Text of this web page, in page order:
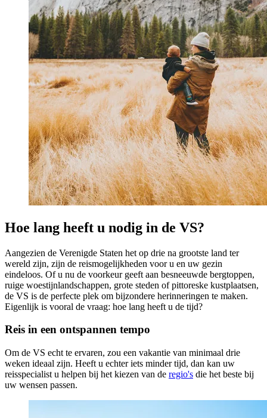
Hoe lang heeft u nodig in de VS?
Aangezien de Verenigde Staten het op drie na grootste land ter
wereld zijn, zijn de reismogelijkheden voor u en uw gezin
eindeloos. Of u nu de voorkeur geeft aan besneeuwde bergtoppen,
ruige woestijnlandschappen, grote steden of pittoreske kustplaatsen,
de VS is de perfecte plek om bijzondere herinneringen te maken.
Eigenlijk is vooral de vraag: hoe lang heeft u de tijd?
Reis in een ontspannen tempo
Om de VS echt te ervaren, zou een vakantie van minimaal drie
weken ideaal zijn. Heeft u echter iets minder tijd, dan kan uw
reisspecialist u helpen bij het kiezen van de regio's die het beste bij
uw wensen passen.